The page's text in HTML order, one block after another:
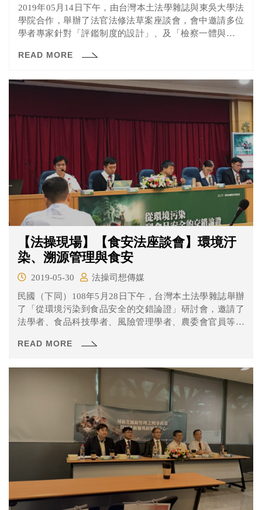
2019年05月14日下午，由台灣本土法學雜誌與東吳大學法
學院合作，舉辦了法官法修法草案座談會，會中邀請多位
學者專家針對「評鑑制度的設計」、及「檢察一體與檢察
關「檢察一體與檢察獨立」的討論。
READ MORE
【法操現場】【食安法座談會】環境汙
染、溯源管理與食安
2019-05-30
法操司想傳媒
民國（下同）108年5月28日下午，台灣本土法學雜誌舉辦
了「從環境污染到食品安全的交錯論證」研討會，邀請了
法學者、食品科技學者、風險管理學者、農委會官員等各
論。
READ MORE